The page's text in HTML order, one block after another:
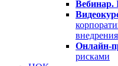
Вебинар.
внедрения
Онлайн-
рисками